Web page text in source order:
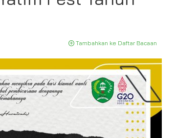
Tambahkan ke Daftar Bacaan